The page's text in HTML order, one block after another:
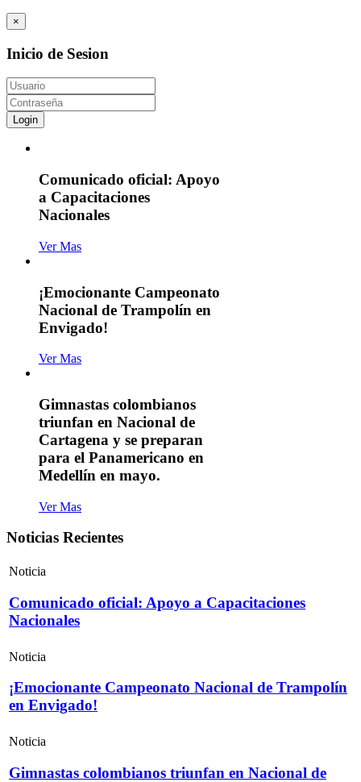
×
Inicio de Sesion
Login
Comunicado oficial: Apoyo
a Capacitaciones
Nacionales
Ver Mas
¡Emocionante Campeonato
Nacional de Trampolín en
Envigado!
Ver Mas
Gimnastas colombianos
triunfan en Nacional de
Cartagena y se preparan
para el Panamericano en
Medellín en mayo.
Ver Mas
Noticias Recientes
Noticia
Comunicado oficial: Apoyo a Capacitaciones
Nacionales
Noticia
¡Emocionante Campeonato Nacional de Trampolín
en Envigado!
Noticia
Gimnastas colombianos triunfan en Nacional de